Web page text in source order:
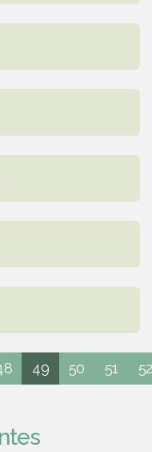
49 50 51 52